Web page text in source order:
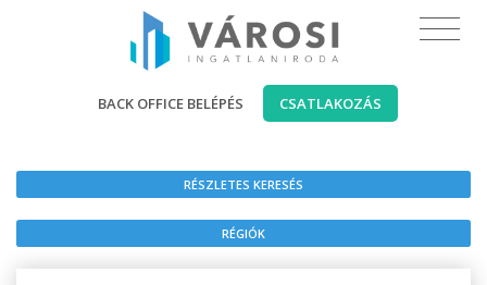
BACK OFFICE BELÉPÉS CSATLAKOZÁS
RÉSZLETES KERESÉS
RÉGIÓK